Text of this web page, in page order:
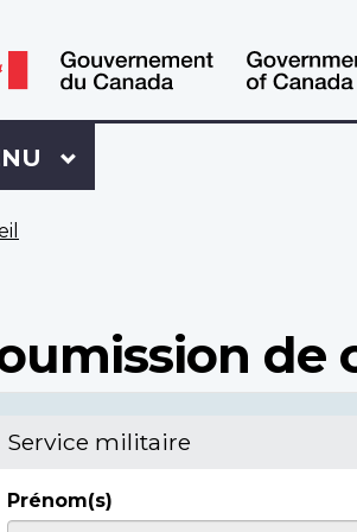
PRINCIPAL
de
Service militaire
Prénom(s)